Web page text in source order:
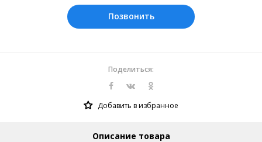
Позвонить
Поделиться:
Добавить в избранное
Описание товара